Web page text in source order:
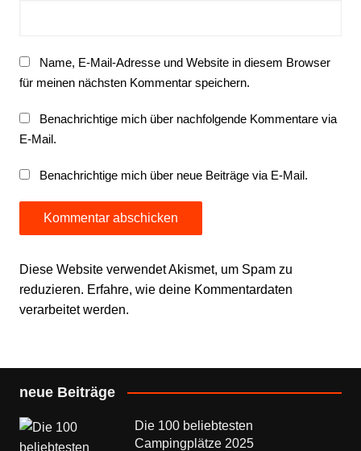
Name, E-Mail-Adresse und Website in diesem Browser
für meinen nächsten Kommentar speichern.
Benachrichtige mich über nachfolgende Kommentare via
E-Mail.
Benachrichtige mich über neue Beiträge via E-Mail.
Diese Website verwendet Akismet, um Spam zu
reduzieren. Erfahre, wie deine Kommentardaten
verarbeitet werden.
neue Beiträge
Die 100 beliebtesten
Campingplätze 2025